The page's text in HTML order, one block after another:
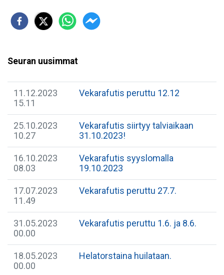
Seuran uusimmat
11.12.2023
15.11
Vekarafutis peruttu 12.12
25.10.2023
10.27
Vekarafutis siirtyy talviaikaan
31.10.2023!
16.10.2023
08.03
Vekarafutis syyslomalla
19.10.2023
17.07.2023
11.49
Vekarafutis peruttu 27.7.
31.05.2023
00.00
Vekarafutis peruttu 1.6. ja 8.6.
18.05.2023
00.00
Helatorstaina huilataan.